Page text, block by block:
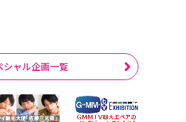
シャル企画一覧